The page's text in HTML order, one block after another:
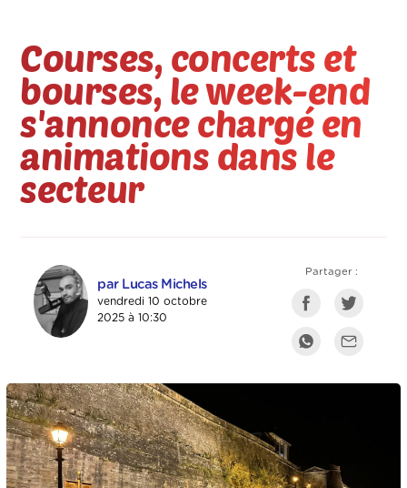
Courses, concerts et
bourses, le week-end
s'annonce chargé en
animations dans le
secteur
par Lucas Michels
vendredi 10 octobre
2025 à 10:30
Partager :